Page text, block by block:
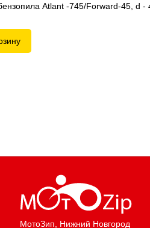
Atlant -745/Forward-45, d -
МотоЗип , Нижний Новгород